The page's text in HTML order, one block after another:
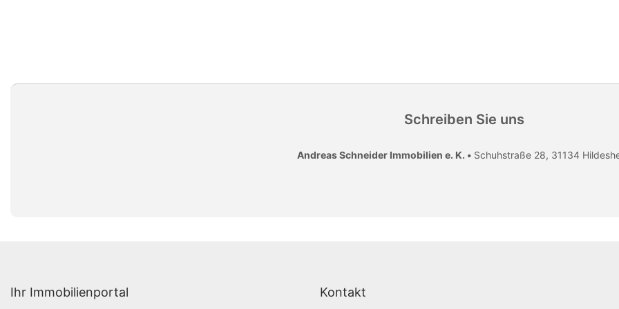
Schreiben Sie uns
Andreas Schneider Immobilien e. K. • Schuhstraße 28, 31134
Ihr Immobilienportal Kontakt